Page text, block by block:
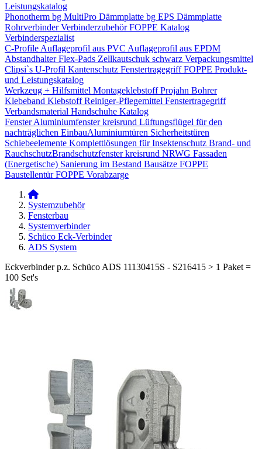
Leistungskatalog
Phonotherm bg MultiPro Dämmplatte bg EPS Dämmplatte
Rohrverbinder Verbinderzubehör FOPPE Katalog
Verbinderspezialist
C-Profile Auflageprofil aus PVC Auflageprofil aus EPDM
Abstandhalter Flex-Pads Zellkautschuk schwarz Verpackungsmittel
Clipsi`s U-Profil Kantenschutz Fenstertragegriff FOPPE Produkt-
und Leistungskatalog
Werkzeug + Hilfsmittel Montageklebstoff Projahn Bohrer
Klebeband Klebstoff Reiniger-Pflegemittel Fenstertragegriff
Verbandsmaterial Handschuhe Katalog
Fenster Aluminiumfenster kreisrund Lüftungsflügel für den
nachträglichen Einbau​Aluminiumtüren Sicherheitstüren
Schiebeelemente Komplettlösungen für Insektenschutz Brand- und
Rauchschutz​Brandschutzfenster kreisrund NRWG Fassaden
(Energetische) Sanierung im Bestand Bausätze FOPPE
Baustellentür FOPPE Vorabzarge
Systemzubehör
Fensterbau
Systemverbinder
Schüco Eck-Verbinder
ADS System
Eckverbinder p.z. Schüco ADS 11130415S - S216415 > 1 Paket =
100 Set's